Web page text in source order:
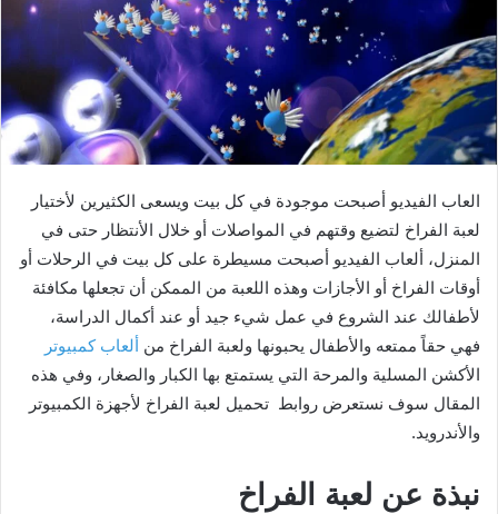
العاب الفيديو أصبحت موجودة في كل بيت ويسعى الكثيرين لأختيار
لعبة الفراخ لتضيع وقتهم في المواصلات أو خلال الأنتظار حتى في
المنزل، ألعاب الفيديو أصبحت مسيطرة على كل بيت في الرحلات أو
أوقات الفراخ أو الأجازات وهذه اللعبة من الممكن أن تجعلها مكافئة
لأطفالك عند الشروع في عمل شيء جيد أو عند أكمال الدراسة،
فهي حقاً ممتعه والأطفال يحبونها ولعبة الفراخ من ألعاب كمبيوتر
الأكشن المسلية والمرحة التي يستمتع بها الكبار والصغار، وفي هذه
المقال سوف نستعرض روابط تحميل لعبة الفراخ لأجهزة الكمبيوتر
والأندرويد.
نبذة عن لعبة الفراخ